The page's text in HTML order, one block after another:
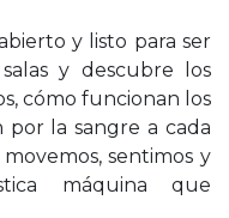
y listo para ser
y descubre los
cómo funcionan los
por la sangre a cada
sentimos y
máquina que